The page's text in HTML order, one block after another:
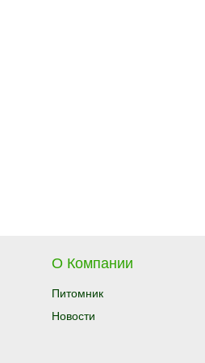
О Компании
Питомник
Новости